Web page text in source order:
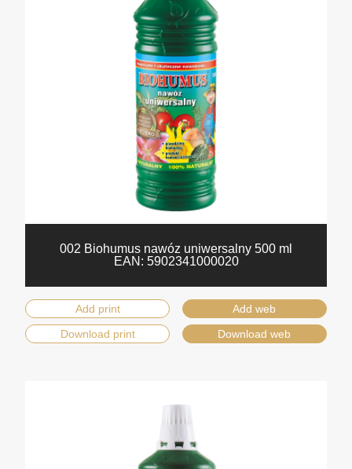
002 Biohumus nawóz uniwersalny 500 ml
EAN: 5902341000020
Add print
Add web
Download print
Download web